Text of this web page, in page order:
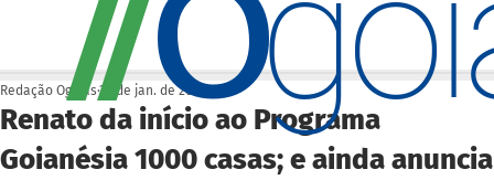
Renato da início ao Programa
Goianésia 1000 casas; e ainda anuncia
Redação Ogoiás 22 de jan. de 2025